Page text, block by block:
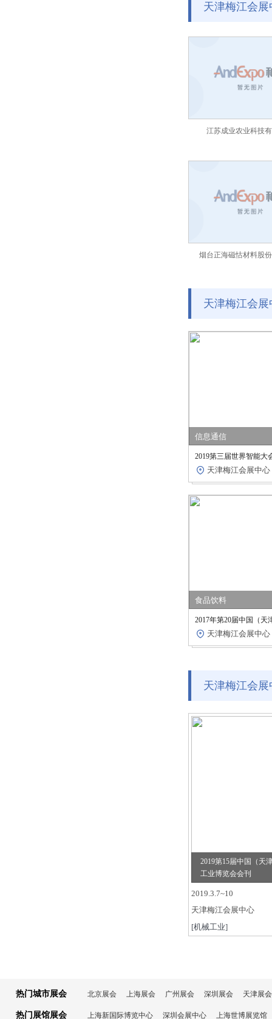
天津梅江会
江苏成业农业科技
烟台正海磁怙材料股
天津梅江会
信息通信
2019第三届世界智能大
天津梅江会展中心
食品饮料
2017年第20届中国（
天津梅江会展中心
天津梅江会
2019第15届中国（天
工业博览会会刊
2019.3.7~10
天津梅江会展中心
[机械工业]
热门城市展会 北京展会 上海展会 广州展会 深圳展会 天津展会
热门展馆展会 上海新国际博览中心 深圳会展中心 上海世博展览馆